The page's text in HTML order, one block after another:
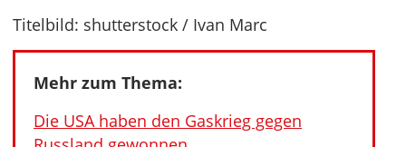
Titelbild: shutterstock / Ivan Marc
Mehr zum Thema:
Die USA haben den Gaskrieg gegen